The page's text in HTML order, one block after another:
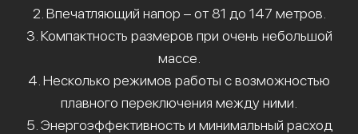
2. Впечатляющий напор – от 81 до 147 метров.
3. Компактность размеров при очень небольшой
массе.
4. Несколько режимов работы с возможностью
плавного переключения между ними.
5. Энергоэффективность и минимальный расход